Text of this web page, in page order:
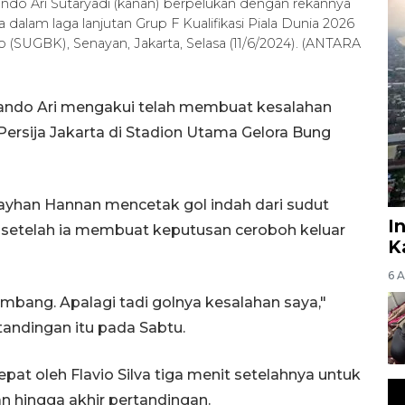
Ari Sutaryadi (kanan) berpelukan dengan rekannya
laga lanjutan Grup F Kualifikasi Piala Dunia 2026
Senayan, Jakarta, Selasa (11/6/2024). (ANTARA
Ari mengakui telah membuat kesalahan
Jakarta di Stadion Utama Gelora Bung
Hannan mencetak gol indah dari sudut
ia membuat keputusan ceroboh keluar
Apalagi tadi golnya kesalahan saya,"
itu pada Sabtu.
oleh Flavio Silva tiga menit setelahnya untuk
hingga akhir pertandingan.
6